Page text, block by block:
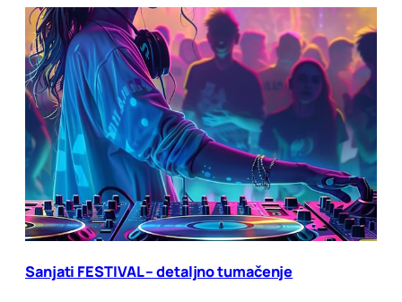
Sanjati FESTIVAL – detaljno tumačenje